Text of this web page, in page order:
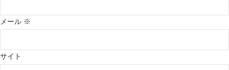
メール ※
サイト